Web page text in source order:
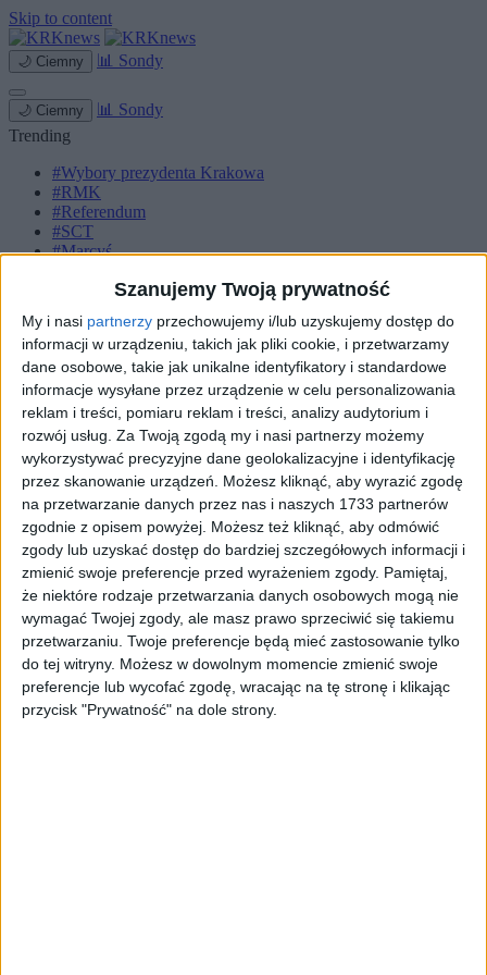
Szanujemy Twoją prywatność
My i nasi partnerzy przechowujemy i/lub uzyskujemy dostęp do
informacji w urządzeniu, takich jak pliki cookie, i przetwarzamy
dane osobowe, takie jak unikalne identyfikatory i standardowe
informacje wysyłane przez urządzenie w celu personalizowania
reklam i treści, pomiaru reklam i treści, analizy audytorium i
rozwój usług. Za Twoją zgodą my i nasi partnerzy możemy
wykorzystywać precyzyjne dane geolokalizacyjne i identyfikację
przez skanowanie urządzeń. Możesz kliknąć, aby wyrazić zgodę
na przetwarzanie danych przez nas i naszych 1733 partnerów
zgodnie z opisem powyżej. Możesz też kliknąć, aby odmówić
zgody lub uzyskać dostęp do bardziej szczegółowych informacji i
zmienić swoje preferencje przed wyrażeniem zgody. Pamiętaj,
że niektóre rodzaje przetwarzania danych osobowych mogą nie
wymagać Twojej zgody, ale masz prawo sprzeciwić się takiemu
przetwarzaniu. Twoje preferencje będą mieć zastosowanie tylko
do tej witryny. Możesz w dowolnym momencie zmienić swoje
preferencje lub wycofać zgodę, wracając na tę stronę i klikając
przycisk "Prywatność" na dole strony.
Skip to content
🌙 Ciemny 📊 Sondy
🌙 Ciemny 📊 Sondy
Trending
#Wybory prezydenta Krakowa
#RMK
#Referendum
#SCT
#Marcyś
Strona główna
Komunikacja
Zieleń
Inwestycje
Biznes
Sport
Małopolska
Kryminalne
Tag #jednostki organizacyjne
#jednostki organizacyjne
Miasto
Najnowsze
Sortuj:
Kategoria:
TOPMiasto · 3 paź 2024